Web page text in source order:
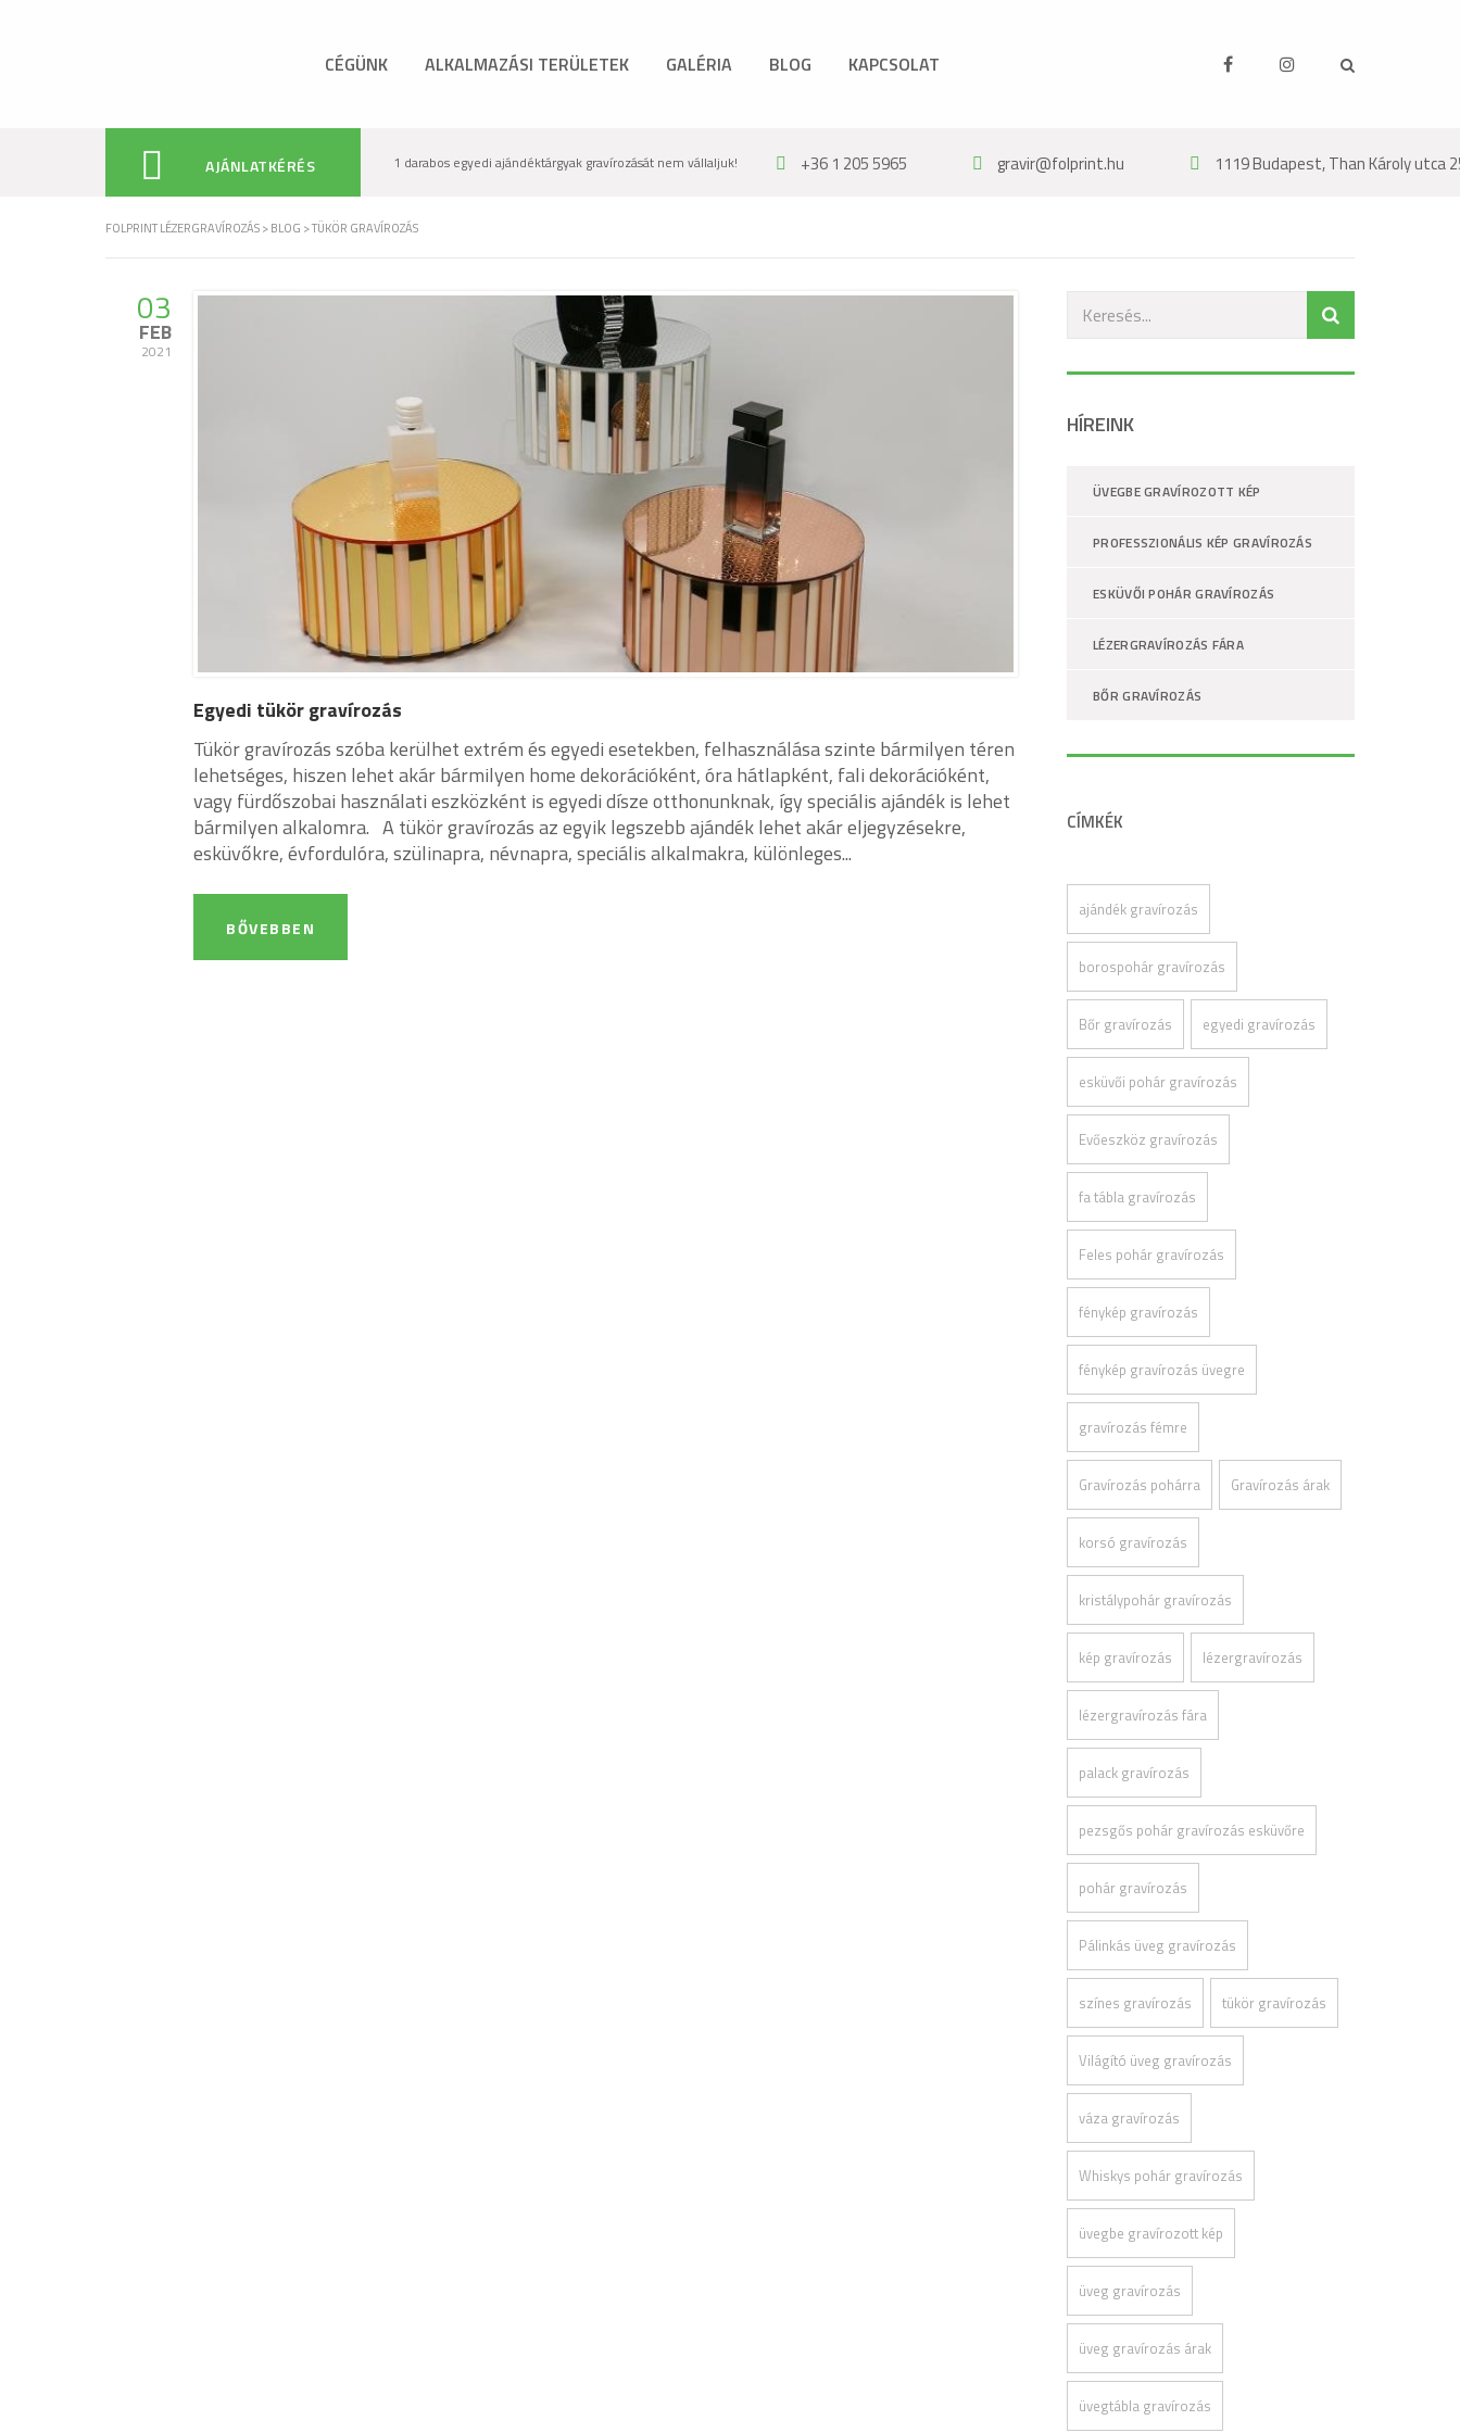
CÉGÜNK ALKALMAZÁSI TERÜLETEK GALÉRIA BLOG KAPCSOLAT
AJÁNLATKÉRÉS 1 darabos egyedi ajándéktárgyak gravírozását nem vállaljuk! +36 1 205 5965 gravir@folprint.hu 1119 Budapest, Than Károly utca
FOLPRINT LÉZERGRAVÍROZÁS>BLOG >TÜKÖR GRAVÍROZÁS
03
FEB
2021
Egyedi tükör gravírozás
Tükör gravírozás szóba kerülhet extrém és egyedi esetekben, felhasználása szinte bármilyen téren
lehetséges, hiszen lehet akár bármilyen home dekorációként, óra hátlapként, fali dekorációként,
vagy fürdőszobai használati eszközként is egyedi dísze otthonunknak, így speciális ajándék is lehet
bármilyen alkalomra. A tükör gravírozás az egyik legszebb ajándék lehet akár eljegyzésekre,
esküvőkre, évfordulóra, szülinapra, névnapra, speciális alkalmakra, különleges...
BŐVEBBEN
HÍREINK
ÜVEGBE GRAVÍROZOTT KÉP
PROFESSZIONÁLIS KÉP GRAVÍROZÁS
ESKÜVŐI POHÁR GRAVÍROZÁS
LÉZERGRAVÍROZÁS FÁRA
BŐR GRAVÍROZÁS
CÍMKÉK
ajándék gravírozás
borospohár gravírozás
Bőr gravírozás egyedi gravírozás
esküvői pohár gravírozás
Evőeszköz gravírozás
fa tábla gravírozás
Feles pohár gravírozás
fénykép gravírozás
fénykép gravírozás üvegre
gravírozás fémre
Gravírozás pohárra Gravírozás árak
korsó gravírozás
kristálypohár gravírozás
kép gravírozás lézergravírozás
lézergravírozás fára
palack gravírozás
pezsgős pohár gravírozás esküvőre
pohár gravírozás
Pálinkás üveg gravírozás
színes gravírozás tükör gravírozás
Világító üveg gravírozás
váza gravírozás
Whiskys pohár gravírozás
üvegbe gravírozott kép
üveg gravírozás
üveg gravírozás árak
üvegtábla gravírozás